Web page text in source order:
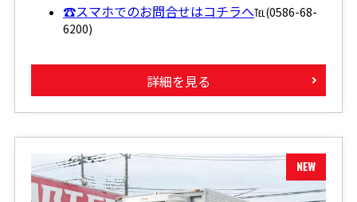
☎スマホでのお問合せはコチラへ℡(0586-68-
6200)
詳細を見る